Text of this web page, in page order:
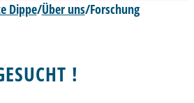
Dippe/Über uns/Forschung
!